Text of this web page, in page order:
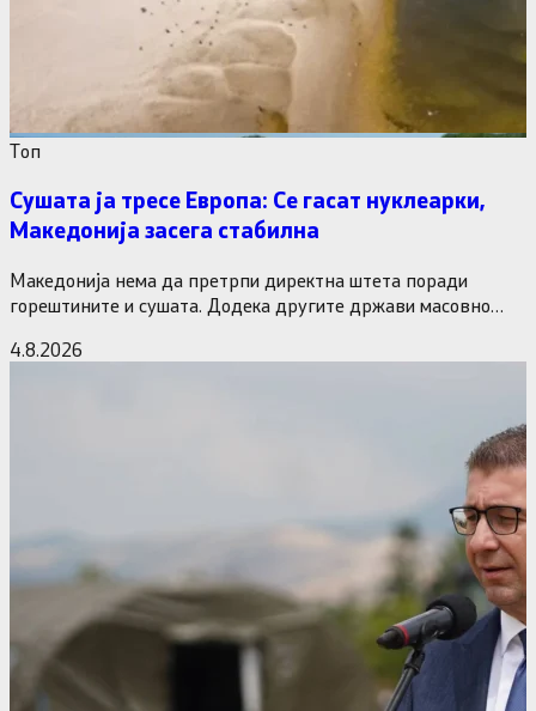
Tоп
Сушата ја тресе Европа: Се гасат нуклеарки,
Македонија засега стабилна
Македонија нема да претрпи директна штета поради
горештините и сушата. Додека другите држави масовно
4.8.2026